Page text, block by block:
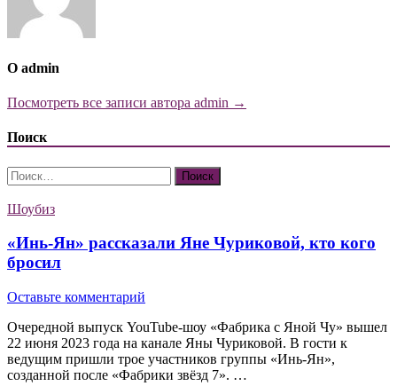
О admin
Посмотреть все записи автора admin →
Поиск
Найти:
Шоубиз
«Инь-Ян» рассказали Яне Чуриковой, кто кого
бросил
Оставьте комментарий
Очередной выпуск YouTube-шоу «Фабрика с Яной Чу» вышел
22 июня 2023 года на канале Яны Чуриковой. В гости к
ведущим пришли трое участников группы «Инь-Ян»,
созданной после «Фабрики звёзд 7». …